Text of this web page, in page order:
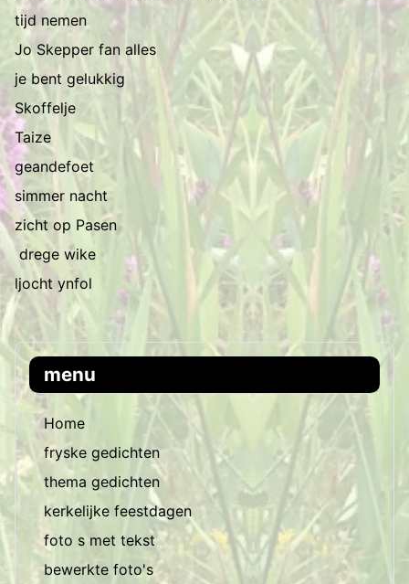
menu
Home
fryske gedichten
thema gedichten
kerkelijke feestdagen
foto s met tekst
bewerkte foto's
tijd nemen
Jo Skepper fan alles
je bent gelukkig
Skoffelje
Taize
geandefoet
simmer nacht
zicht op Pasen
drege wike
ljocht ynfol